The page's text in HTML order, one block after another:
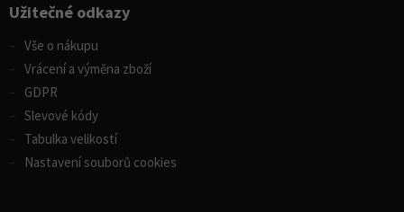
Užitečné odkazy
Vše o nákupu
Vrácení a výměna zboží
GDPR
Slevové kódy
Tabulka velikostí
Nastavení souborů cookies